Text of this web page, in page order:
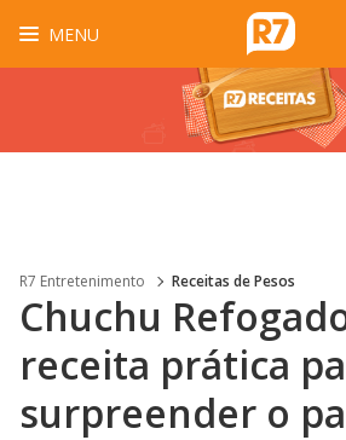
MENU
R7 Entretenimento Receitas de Pesos
Chuchu
receita prática
surpreender o